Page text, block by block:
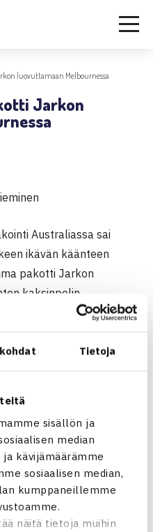
Tietoja
sisällön ja
median
kävijämäärämme
sosiaalisen median,
kumppaneillemme
näitä tietoja muihin
luovuttamaan Melbournessa
Jarkon
Australiassa sai
ikävän käänteen
pakotti Jarkon
kaksinpelin
David Nalbandiania
johti tuolloin
vamma alkoi vaivata
katsoi parhaimmaksi